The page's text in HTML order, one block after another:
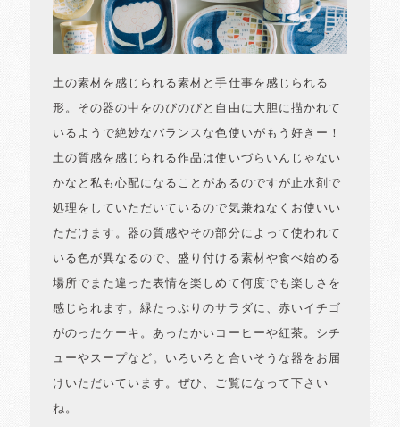
土の素材を感じられる素材と手仕事を感じられる
形。その器の中をのびのびと自由に大胆に描かれて
いるようで絶妙なバランスな色使いがもう好きー！
土の質感を感じられる作品は使いづらいんじゃない
かなと私も心配になることがあるのですが止水剤で
処理をしていただいているので気兼ねなくお使いい
ただけます。器の質感やその部分によって使われて
いる色が異なるので、盛り付ける素材や食べ始める
場所でまた違った表情を楽しめて何度でも楽しさを
感じられます。緑たっぷりのサラダに、赤いイチゴ
がのったケーキ。あったかいコーヒーや紅茶。シチ
ューやスープなど。いろいろと合いそうな器をお届
けいただいています。ぜひ、ご覧になって下さい
ね。